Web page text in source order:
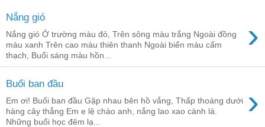
Nắng gió ›
Nắng gió Ở trường màu đỏ, Trên sông màu trắng Ngoài đồng
màu xanh Trên cao màu thiên thanh Ngoài biển màu cẩm
thạch, Buổi sáng màu hồn...
Buổi ban đầu ›
Em ơi! Buổi ban đầu Gặp nhau bên hồ vắng, Thấp thoáng dưới
hàng cây thẳng Em e lệ chào anh, nắng lao xao cành lá.
Những buổi học đêm lạ...